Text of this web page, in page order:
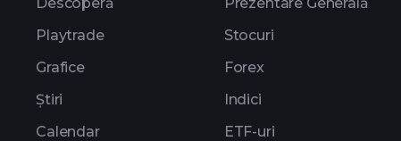
Playtrade
Grafice
Știri
Calendar
Stocuri
Forex
Indici
ETF-uri